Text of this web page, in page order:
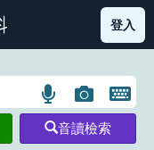
部首索引表圖示
登入
語
言
搜
圖
片
搜
開
鍵
音讀檢索